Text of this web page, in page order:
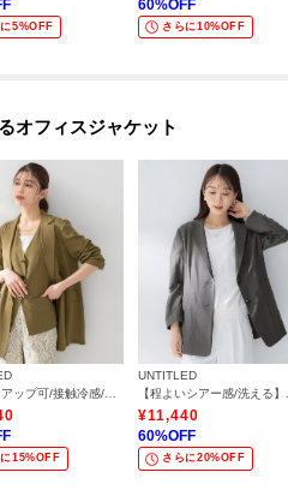
5%OFF
60%OFF
さらに10%OFF
オフィスジャケット
【セットアップ可/接触冷感/通気性】ドライシアーダブルジャケット
15%OFF
UNTITLED
【程
¥11,440
60%OFF
さらに20%OFF